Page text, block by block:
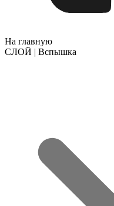
На главную
СЛОЙ | Вспышка